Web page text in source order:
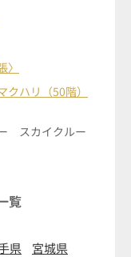
ハリ（50階）
スカイクルー
覧
県
宮城県